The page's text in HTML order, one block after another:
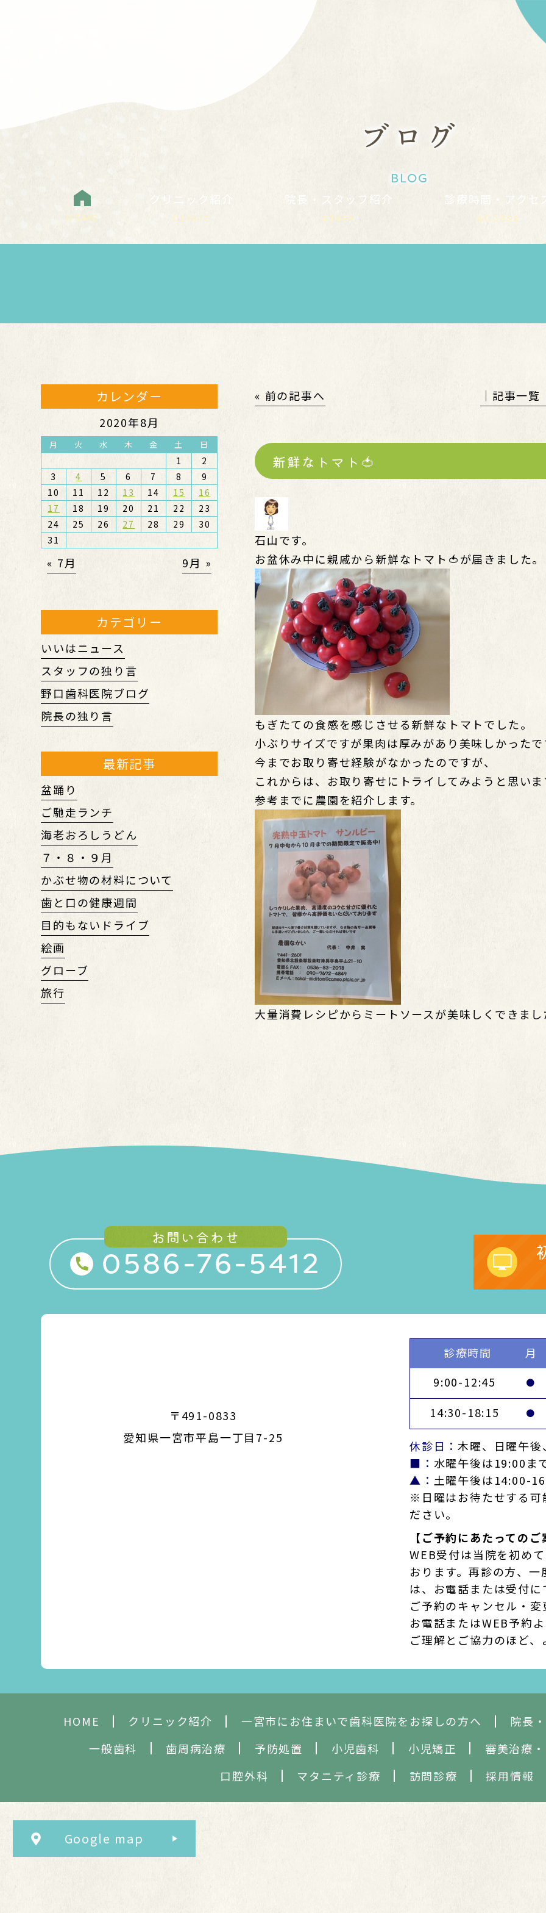
ブログ
BLOG
HOME
クリニック紹介
CLINIC
院長・スタッフ紹介
STAFF
診療時間・アクセ
ACCESS
« 前の記事へ │記事一
新鮮なトマト🍅
石山です。
お盆休み中に親戚から新鮮なトマト🍅が届きました。
もぎたての食感を感じさせる新鮮なトマトでした。
小ぶりサイズですが果肉は厚みがあり美味しかったで
今までお取り寄せ経験がなかったのですが、
これからは、お取り寄せにトライしてみようと思いま
参考までに農園を紹介します。
大量消費レシピからミートソースが美味しくできま
カレンダー
2020年8月
月 火 水 木 金 土 日
1
2
3
4 5 6 7 8
9
10
11 12 13 14 15
16
17
18 19 20 21 22
23
24
25 26 27 28 29
30
31
« 7月 9月 »
カテゴリー
いいはニュース
スタッフの独り言
野口歯科医院ブログ
院長の独り言
最新記事
盆踊り
ご馳走ランチ
海老おろしうどん
７・８・９月
かぶせ物の材料について
歯と口の健康週間
目的もないドライブ
絵画
グローブ
旅行
お問い合わせ
0586-76-5412
〒491-0833
愛知県一宮市平島一丁目7-25
診療時間
月
9:00-12:45
●
14:30-18:15 ●
休診日：木曜、日曜午後
■： 水曜午後は19:00ま
▲： 土曜午後は14:00-
※日曜はお待たせする可
ださい。
【ご予約にあたっての
WEB受付は当院を初め
おります。再診の方、
は、お電話または受付
ご予約のキャンセル・
お電話またはWEB予約
ご理解とご協力のほど
HOME クリニック紹介 一宮市にお住まいで歯科医院をお探しの方へ
院長
一般歯科
歯周病治療 予防処置 小児歯科 小児矯正 審美治療
口腔外科
マタニティ診療 訪問診療 採用情報
Google map